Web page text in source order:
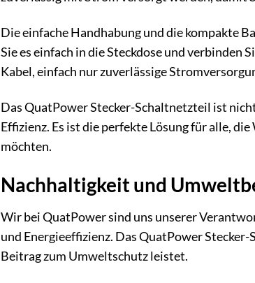
Die einfache Handhabung und die kompakte
Sie es einfach in die Steckdose und verbinden
Kabel, einfach nur zuverlässige
Das QuatPower Stecker-Schaltnetzteil ist
Effizienz. Es ist die perfekte Lösung für alle,
möchten.
Nachhaltigkeit und
Wir bei QuatPower sind uns unserer
und Energieeffizienz. Das QuatPower
Beitrag zum Umweltschutz leistet.